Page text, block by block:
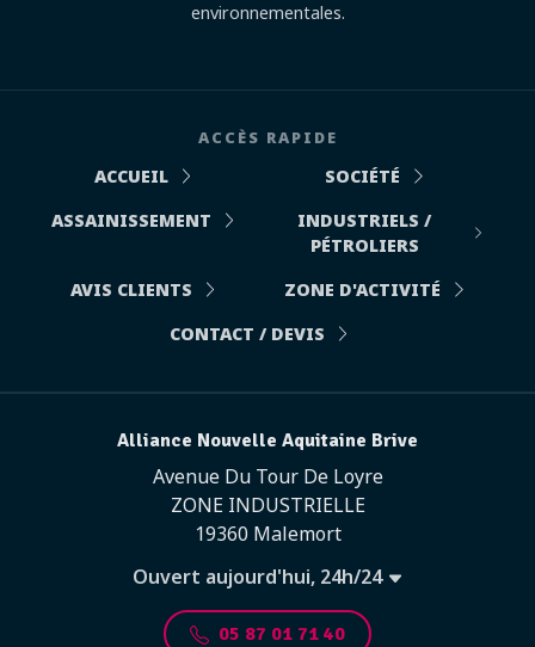
environnementales.
ACCÈS RAPIDE
ACCUEIL
SOCIÉTÉ
ASSAINISSEMENT
INDUSTRIELS /
PÉTROLIERS
AVIS CLIENTS
ZONE D'ACTIVITÉ
CONTACT / DEVIS
Alliance Nouvelle Aquitaine Brive
Avenue Du Tour De Loyre
ZONE INDUSTRIELLE
19360 Malemort
Ouvert aujourd'hui, 24h/24
05 87 01 71 40